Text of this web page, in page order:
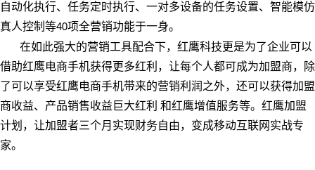
自动化执行、任务定时执行、一对多设备的任务设置、智能模仿
真人控制等40项全营销功能于一身。
在如此强大的营销工具配合下，红鹰科技更是为了企业可以
借助红鹰电商手机获得更多红利，让每个人都可成为加盟商，除
了可以享受红鹰电商手机带来的营销利润之外，还可以获得加盟
商收益、产品销售收益巨大红利 和红鹰增值服务等。红鹰加盟
计划，让加盟者三个月实现财务自由，变成移动互联网实战专
家。